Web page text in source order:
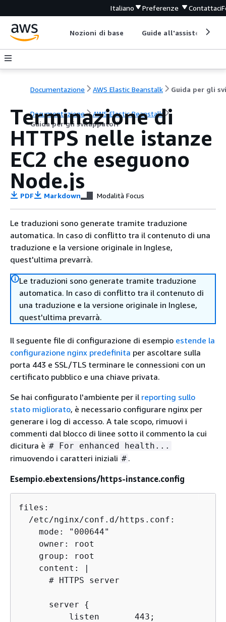
Italiano Preferenze Contattaci
Nozioni di base Guide all'assistenza
Documentazione AWS Elastic Beanstalk
Documentazione
AWS Elastic Beanstalk
Guida per gli sviluppatori
Terminazione di
HTTPS nelle istanze
EC2 che eseguono
Node.js
PDF Markdown Modalità Focus
Le traduzioni sono generate tramite traduzione
automatica. In caso di conflitto tra il contenuto di una
traduzione e la versione originale in Inglese,
quest'ultima prevarrà.
Le traduzioni sono generate tramite traduzione
automatica. In caso di conflitto tra il contenuto di
una traduzione e la versione originale in Inglese,
quest'ultima prevarrà.
Il seguente file di configurazione di esempio estende la
configurazione nginx predefinita per ascoltare sulla
porta 443 e SSL/TLS terminare le connessioni con un
certificato pubblico e una chiave privata.
Se hai configurato l'ambiente per il reporting sullo
stato migliorato, è necessario configurare nginx per
generare i log di accesso. A tale scopo, rimuovi i
commenti dal blocco di linee sotto il commento la cui
dicitura è # For enhanced health...
rimuovendo i caratteri iniziali # .
Esempio.ebextensions/https-instance.config
files:
  /etc/nginx/conf.d/https.conf:
    mode: "000644"
    owner: root
    group: root
    content: |
      # HTTPS server
      server
{
          listen       443;